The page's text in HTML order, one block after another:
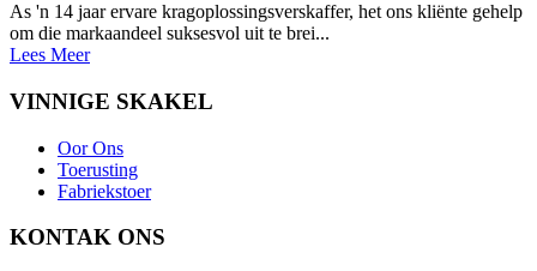
As 'n 14 jaar ervare kragoplossingsverskaffer, het ons kliënte gehelp
om die markaandeel suksesvol uit te brei...
Lees Meer
VINNIGE SKAKEL
Oor Ons
Toerusting
Fabriekstoer
KONTAK ONS